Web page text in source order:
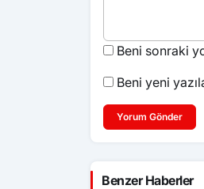
Beni sonraki
Beni yeni
Yorum Gönder
Benzer Haberler